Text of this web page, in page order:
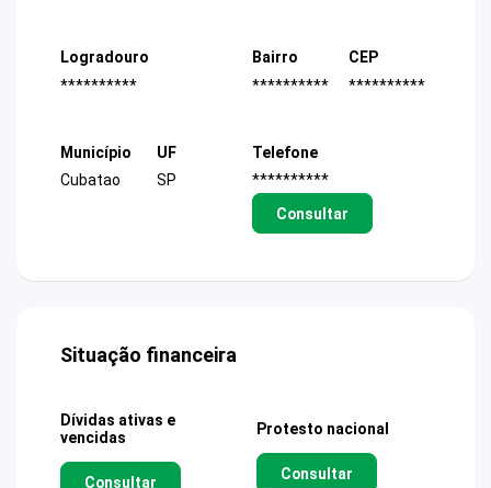
Logradouro
**********
Bairro
**********
CEP
**********
Município
Cubatao
UF
SP
Telefone
**********
Consultar
Situação financeira
Dívidas ativas e
vencidas
Consultar
Protesto nacional
Consultar